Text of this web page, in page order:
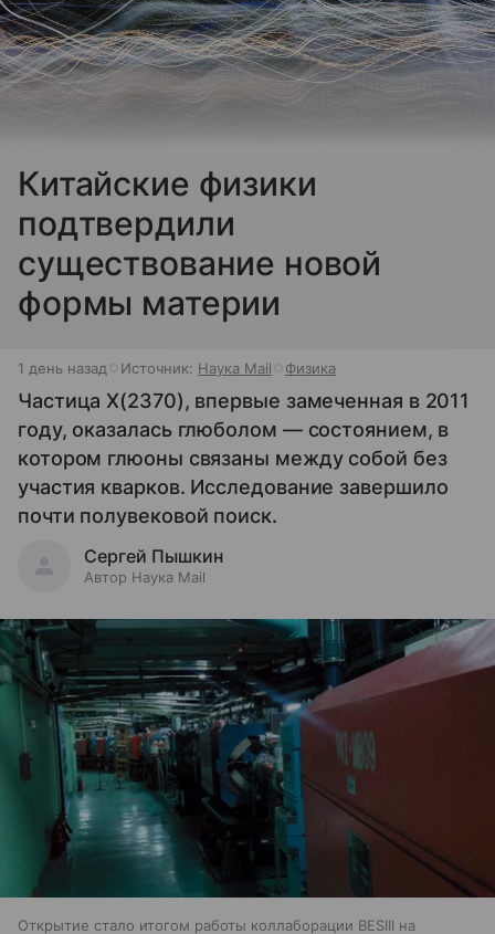
Китайские физики
подтвердили
существование новой
формы материи
1 день назад Источник: Наука Mail Физика
Частица X(2370), впервые замеченная в 2011
году, оказалась глюболом — состоянием, в
котором глюоны связаны между собой без
участия кварков. Исследование завершило
почти полувековой поиск.
Сергей Пышкин
Автор Наука Mail
Открытие стало итогом работы коллаборации BESIII на